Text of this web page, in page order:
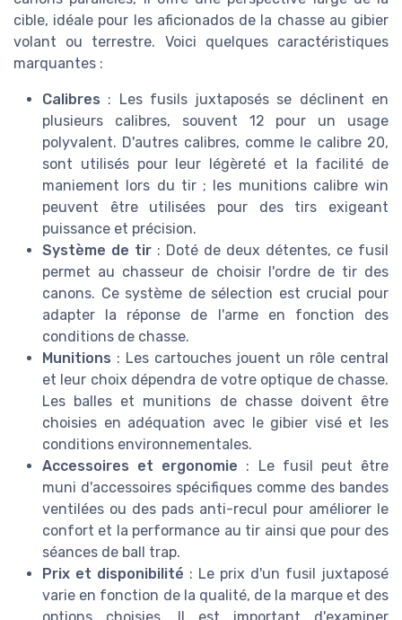
cible, idéale pour les aficionados de la chasse au gibier
volant ou terrestre. Voici quelques caractéristiques
marquantes :
Calibres : Les fusils juxtaposés se déclinent en
plusieurs calibres, souvent 12 pour un usage
polyvalent. D'autres calibres, comme le calibre 20,
sont utilisés pour leur légèreté et la facilité de
maniement lors du tir ; les munitions calibre win
peuvent être utilisées pour des tirs exigeant
puissance et précision.
Système de tir : Doté de deux détentes, ce fusil
permet au chasseur de choisir l'ordre de tir des
canons. Ce système de sélection est crucial pour
adapter la réponse de l'arme en fonction des
conditions de chasse.
Munitions : Les cartouches jouent un rôle central
et leur choix dépendra de votre optique de chasse.
Les balles et munitions de chasse doivent être
choisies en adéquation avec le gibier visé et les
conditions environnementales.
Accessoires et ergonomie : Le fusil peut être
muni d'accessoires spécifiques comme des bandes
ventilées ou des pads anti-recul pour améliorer le
confort et la performance au tir ainsi que pour des
séances de ball trap.
Prix et disponibilité : Le prix d'un fusil juxtaposé
varie en fonction de la qualité, de la marque et des